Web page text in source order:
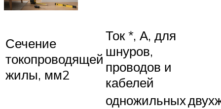
Сечение
токопроводящей
жилы, мм2
Ток *, А, для
шнуров,
проводов и
кабелей
одножильных